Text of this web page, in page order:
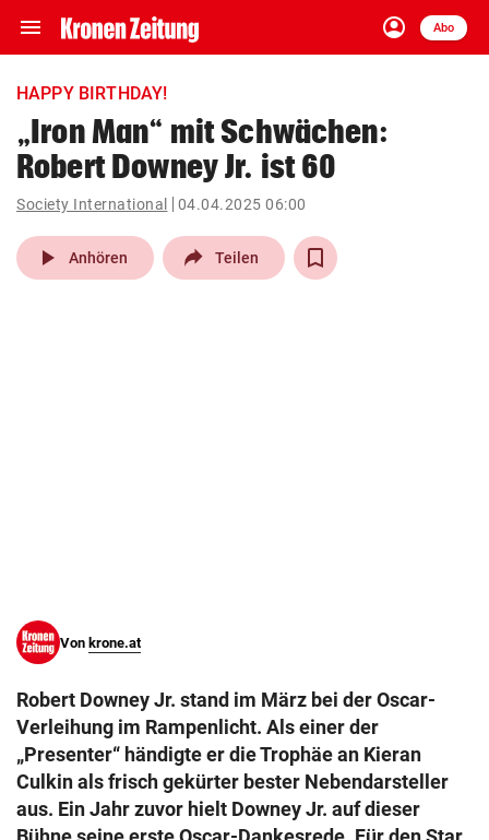
menu Navigation
ein-/ausklappen
account_circle
Anmelden
Abo
close Schließen
account_circle Anmelden
arrow_right
pin_drop
Wien arrow_right
HAPPY BIRTHDAY!
„Iron Man“ mit Schwächen:
Robert Downey Jr. ist 60
Society International 04.04.2025 06:00
play_arrow Anhören Teilen
Von krone.at
Robert Downey Jr. stand im März bei der Oscar-
Verleihung im Rampenlicht. Als einer der
„Presenter“ händigte er die Trophäe an Kieran
Culkin als frisch gekürter bester Nebendarsteller
aus. Ein Jahr zuvor hielt Downey Jr. auf dieser